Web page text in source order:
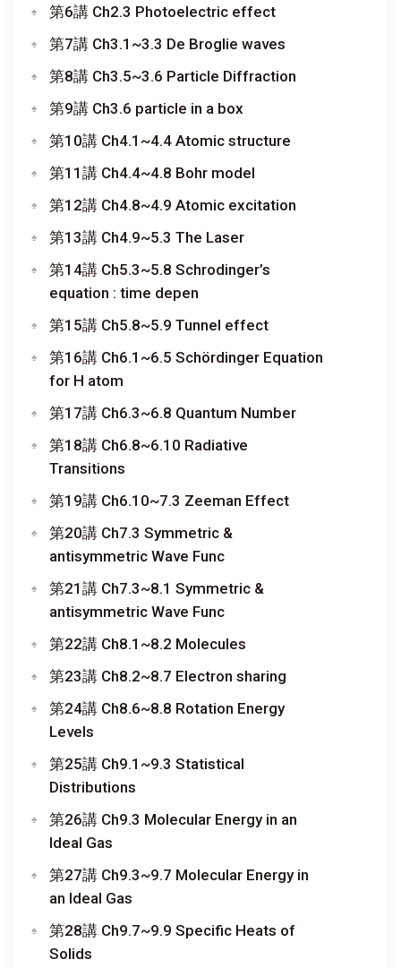
第6講 Ch2.3 Photoelectric effect
第7講 Ch3.1~3.3 De Broglie waves
第8講 Ch3.5~3.6 Particle Diffraction
第9講 Ch3.6 particle in a box
第10講 Ch4.1~4.4 Atomic structure
第11講 Ch4.4~4.8 Bohr model
第12講 Ch4.8~4.9 Atomic excitation
第13講 Ch4.9~5.3 The Laser
第14講 Ch5.3~5.8 Schrodinger’s
equation : time depen
第15講 Ch5.8~5.9 Tunnel effect
第16講 Ch6.1~6.5 Schördinger Equation
for H atom
第17講 Ch6.3~6.8 Quantum Number
第18講 Ch6.8~6.10 Radiative
Transitions
第19講 Ch6.10~7.3 Zeeman Effect
第20講 Ch7.3 Symmetric &
antisymmetric Wave Func
第21講 Ch7.3~8.1 Symmetric &
antisymmetric Wave Func
第22講 Ch8.1~8.2 Molecules
第23講 Ch8.2~8.7 Electron sharing
第24講 Ch8.6~8.8 Rotation Energy
Levels
第25講 Ch9.1~9.3 Statistical
Distributions
第26講 Ch9.3 Molecular Energy in an
Ideal Gas
第27講 Ch9.3~9.7 Molecular Energy in
an Ideal Gas
第28講 Ch9.7~9.9 Specific Heats of
Solids